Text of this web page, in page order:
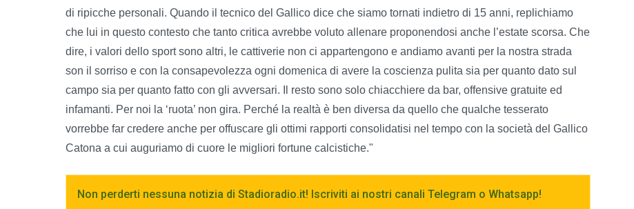
di ripicche personali. Quando il tecnico del Gallico dice che siamo tornati indietro di 15 anni, replichiamo
che lui in questo contesto che tanto critica avrebbe voluto allenare proponendosi anche l’estate scorsa. Che
dire, i valori dello sport sono altri, le cattiverie non ci appartengono e andiamo avanti per la nostra strada
son il sorriso e con la consapevolezza ogni domenica di avere la coscienza pulita sia per quanto dato sul
campo sia per quanto fatto con gli avversari. Il resto sono solo chiacchiere da bar, offensive gratuite ed
infamanti. Per noi la ‘ruota’ non gira. Perché la realtà è ben diversa da quello che qualche tesserato
vorrebbe far credere anche per offuscare gli ottimi rapporti consolidatisi nel tempo con la società del Gallico
Catona a cui auguriamo di cuore le migliori fortune calcistiche."
Non perderti nessuna notizia di Stadioradio.it! Iscriviti ai nostri canali Telegram o Whatsapp!